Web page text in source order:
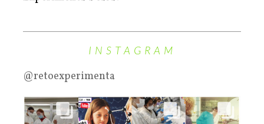
INSTAGRAM
@retoexperimenta